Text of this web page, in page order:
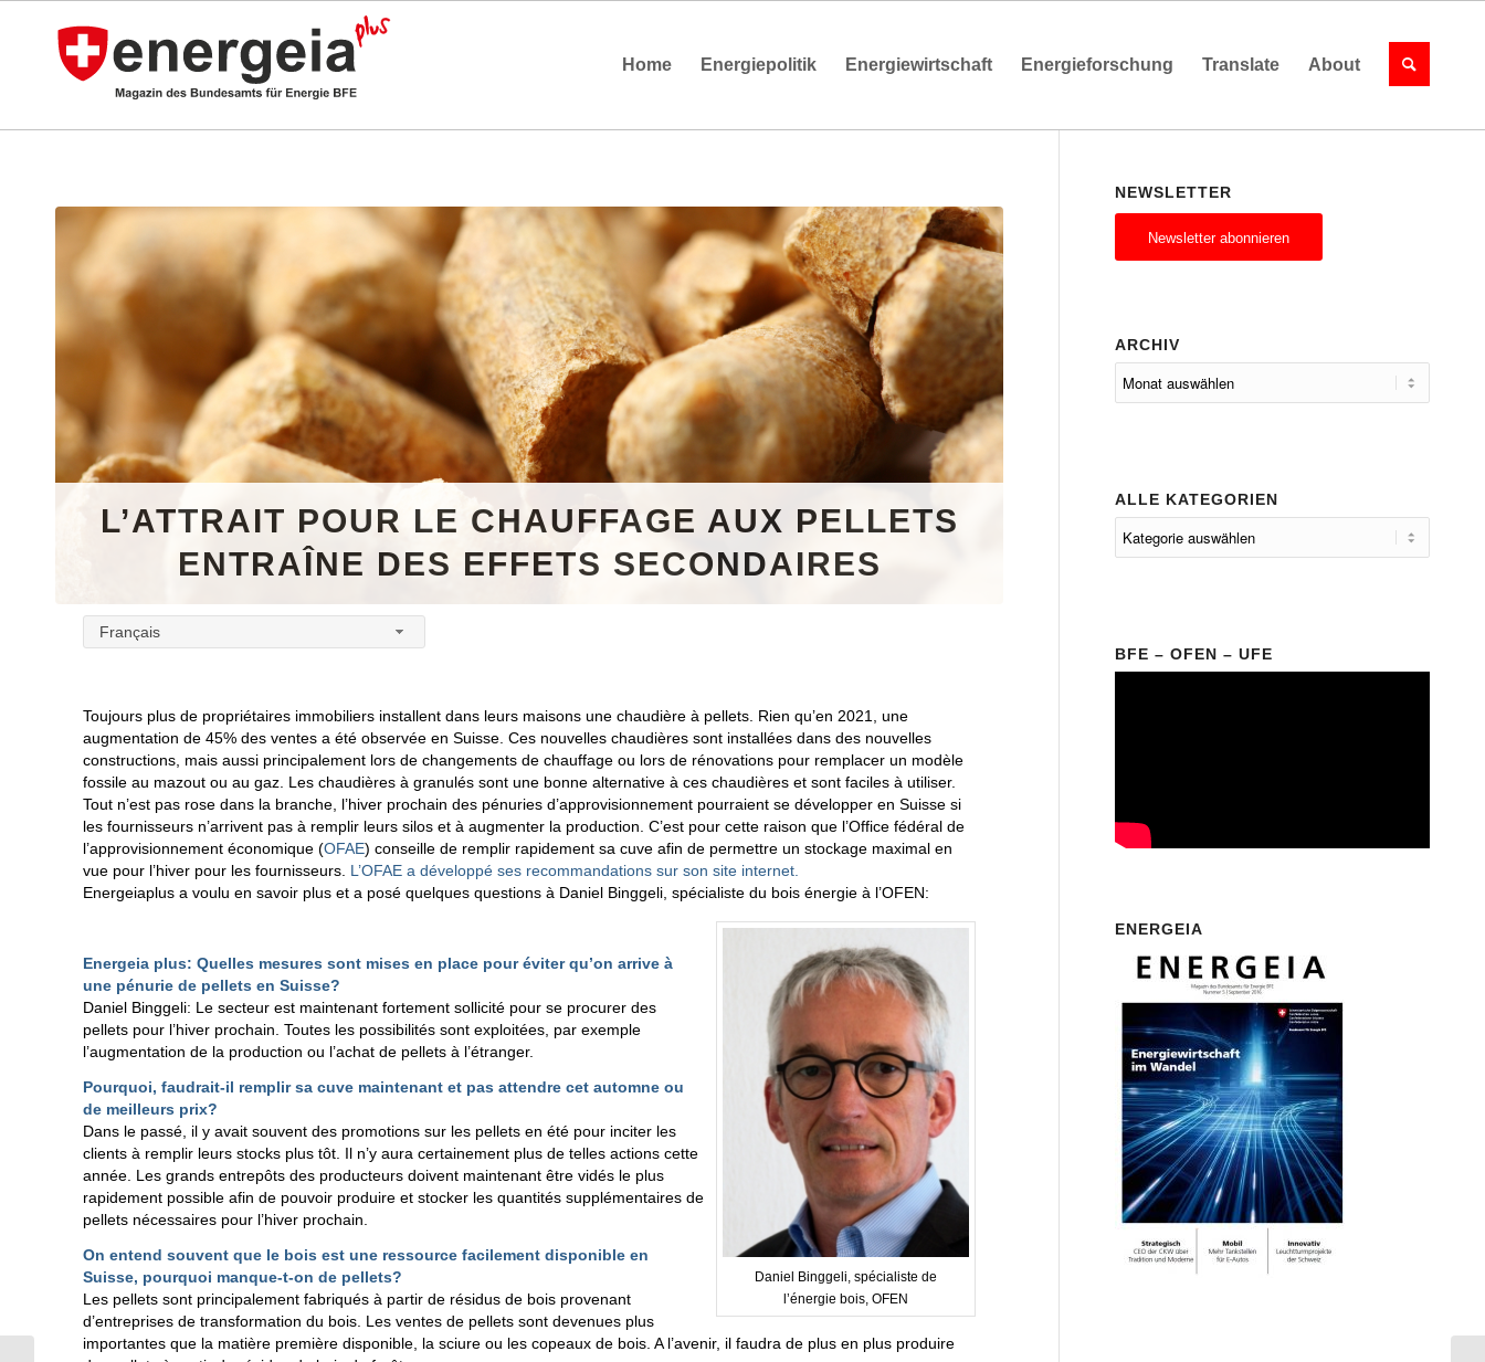
Home Energiepolitik Energiewirtschaft Energieforschung Translate About
L’ATTRAIT POUR LE CHAUFFAGE AUX PELLETS
ENTRAÎNE DES EFFETS SECONDAIRES
Français
Toujours plus de propriétaires immobiliers installent dans leurs maisons une chaudière à pellets. Rien qu’en 2021, une
augmentation de 45% des ventes a été observée en Suisse. Ces nouvelles chaudières sont installées dans des nouvelles
constructions, mais aussi principalement lors de changements de chauffage ou lors de rénovations pour remplacer un modèle
fossile au mazout ou au gaz. Les chaudières à granulés sont une bonne alternative à ces chaudières et sont faciles à utiliser.
Tout n’est pas rose dans la branche, l’hiver prochain des pénuries d’approvisionnement pourraient se développer en Suisse si
les fournisseurs n’arrivent pas à remplir leurs silos et à augmenter la production. C’est pour cette raison que l’Office fédéral de
l’approvisionnement économique (OFAE) conseille de remplir rapidement sa cuve afin de permettre un stockage maximal en
vue pour l’hiver pour les fournisseurs. L’OFAE a développé ses recommandations sur son site internet.
Energeiaplus a voulu en savoir plus et a posé quelques questions à Daniel Binggeli, spécialiste du bois énergie à l’OFEN:
Daniel Binggeli, spécialiste de
l’énergie bois, OFEN
Energeia plus: Quelles mesures sont mises en place pour éviter qu’on arrive à
une pénurie de pellets en Suisse?
Daniel Binggeli: Le secteur est maintenant fortement sollicité pour se procurer des
pellets pour l’hiver prochain. Toutes les possibilités sont exploitées, par exemple
l’augmentation de la production ou l’achat de pellets à l’étranger.
Pourquoi, faudrait-il remplir sa cuve maintenant et pas attendre cet automne ou
de meilleurs prix?
Dans le passé, il y avait souvent des promotions sur les pellets en été pour inciter les
clients à remplir leurs stocks plus tôt. Il n’y aura certainement plus de telles actions cette
année. Les grands entrepôts des producteurs doivent maintenant être vidés le plus
rapidement possible afin de pouvoir produire et stocker les quantités supplémentaires de
pellets nécessaires pour l’hiver prochain.
On entend souvent que le bois est une ressource facilement disponible en
Suisse, pourquoi manque-t-on de pellets?
Les pellets sont principalement fabriqués à partir de résidus de bois provenant
d’entreprises de transformation du bois. Les ventes de pellets sont devenues plus
importantes que la matière première disponible, la sciure ou les copeaux de bois. A l’avenir, il faudra de plus en plus produire
NEWSLETTER
Newsletter abonnieren
ARCHIV
ALLE KATEGORIEN
BFE – OFEN – UFE
ENERGEIA